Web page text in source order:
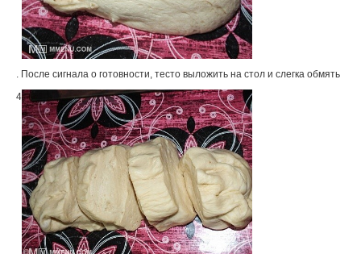
. После сигнала о готовности, тесто выложить на стол и слегка обмять
4